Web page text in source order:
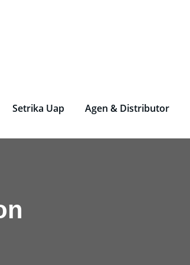
Setrika Uap Agen & Distributor